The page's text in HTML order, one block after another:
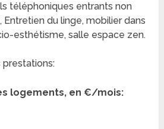
téléphoniques entrants non
Entretien du linge, mobilier dans
esthétisme, salle espace zen.
prestations:
logements, en €/mois: